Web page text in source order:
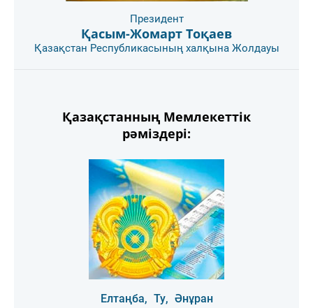
Президент
Қасым-Жомарт Тоқаев
Қазақстан Республикасының халқына Жолдауы
Қазақстанның Мемлекеттік
рәміздері:
Елтаңба, Ту, Әнұран